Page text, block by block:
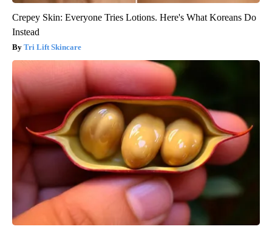
Crepey Skin: Everyone Tries Lotions. Here's What Koreans Do
Instead
Tri Lift Skincare